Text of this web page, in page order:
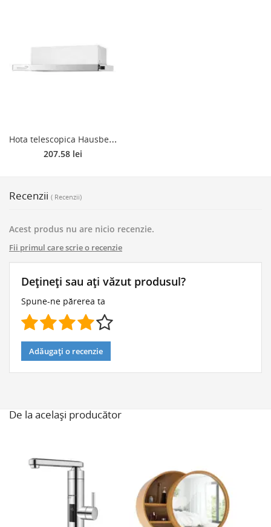
H
ota telescopica Hausberg HB1285, 2 motoare 95W, 60 cm
207.58 lei
Recenzii ( Recenzii)
Acest produs nu are nicio recenzie.
Fii primul care scrie o recenzie
Dețineți sau ați văzut produsul?
Spune-ne părerea ta
Adăugați o recenzie
De la același producător